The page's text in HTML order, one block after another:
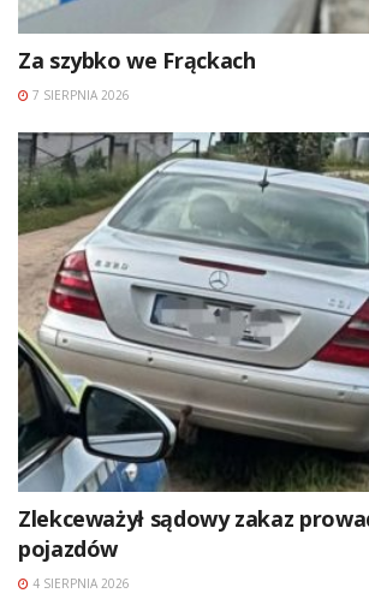
Za szybko we Frąckach
7 SIERPNIA 2026
Zlekceważył sądowy zakaz
pojazdów
4 SIERPNIA 2026